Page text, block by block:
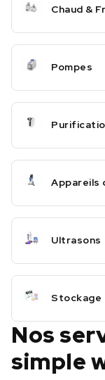
Chaud &
Pompes
Appareils
Ultrasons
Stockage
Nos
simple